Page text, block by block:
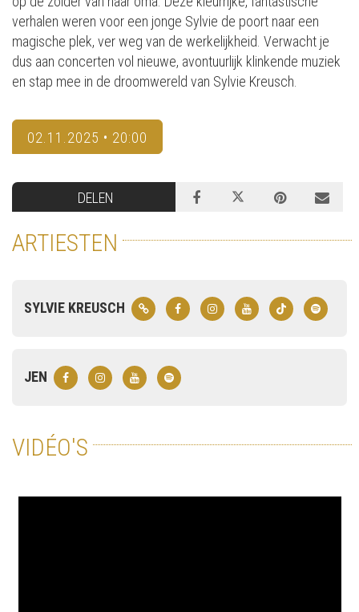
verhalen weren voor een jonge Sylvie de poort naar een
magische plek, ver weg van de werkelijkheid. Verwacht je
dus aan concerten vol nieuwe, avontuurlijk klinkende muziek
en stap mee in de droomwereld van Sylvie Kreusch.
02.11.2025 • 20:00
DELEN
ARTIESTEN
SYLVIE KREUSCH
JEN
VIDÉO'S